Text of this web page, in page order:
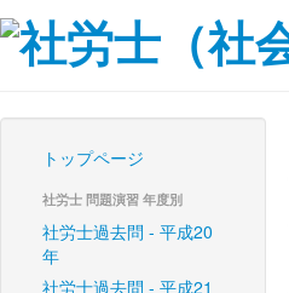
トップページ
社労士 問題演習 年度別
社労士過去問 - 平成20
年
社労士過去問 - 平成21